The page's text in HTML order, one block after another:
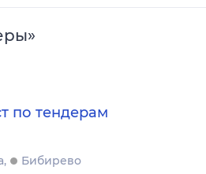
»
по тендерам
Бибирево